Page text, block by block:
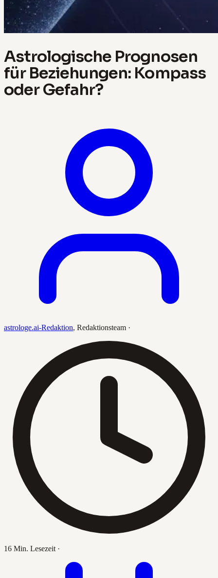
Astrologische Prognosen
für Beziehungen: Kompass
oder Gefahr?
astrologe.ai-Redaktion, Redaktionsteam ·
16 Min. Lesezeit ·